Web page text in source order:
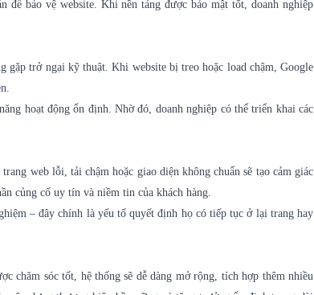
bảo vệ website. Khi nền tảng được bảo mật tốt, doanh nghiệp
gặp trở ngại kỹ thuật. Khi website bị treo hoặc load chậm, Google
hoạt động ổn định. Nhờ đó, doanh nghiệp có thể triển khai các
web lỗi, tải chậm hoặc giao diện không chuẩn sẽ tạo cảm giác
củng cố uy tín và niềm tin của khách hàng.
– đây chính là yếu tố quyết định họ có tiếp tục ở lại trang hay
chăm sóc tốt, hệ thống sẽ dễ dàng mở rộng, tích hợp thêm nhiều